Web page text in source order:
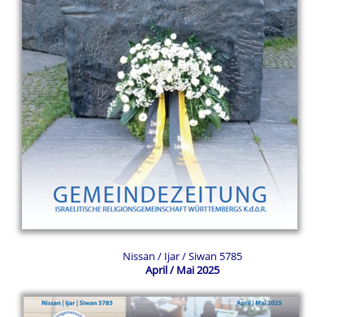
Nissan / Ijar / Siwan 5785
April / Mai 2025